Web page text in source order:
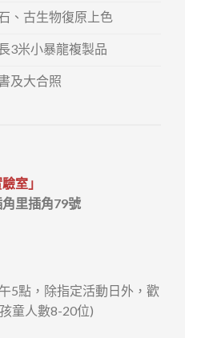
、古生物復原上色
3米小暴龍複製品
及大合照
室」
里插角79號
5點，除指定活動日外，歡
童人數8-20位)